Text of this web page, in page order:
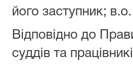
його заступник;
Відповідно до
суддів та